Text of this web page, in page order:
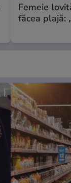
Femeie
făcea plajă: